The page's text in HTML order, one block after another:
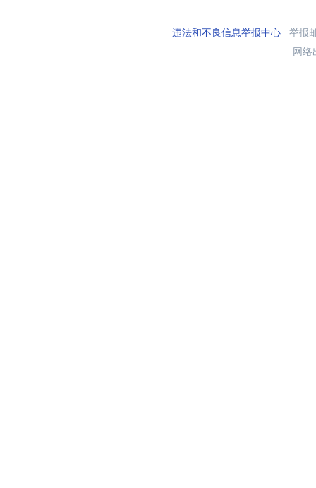
违法和不良信息举报中心举报
网